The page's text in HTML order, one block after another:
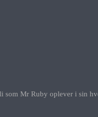
Mr Ruby oplever i sin